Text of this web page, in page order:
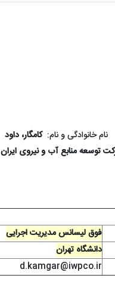
نام خانوادگی و نام: کامگار، داود
توسعه منابع آب و نیروی ایران
فوق لیسانس مدیریت اجرایی
دانشگاه تهران
d.kamgar@iwpco.ir